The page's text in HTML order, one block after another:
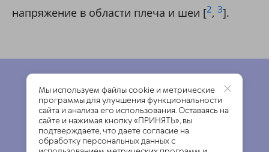
напряжение в области плеча и шеи [2, 3].
Тестирование тела.
Мы используем файлы cookie и метрические
программы для улучшения функциональности
сайта и анализа его использования. Оставаясь на
сайте и нажимая кнопку «ПРИНЯТЬ», вы
подтверждаете, что даете согласие на
обработку персональных данных с